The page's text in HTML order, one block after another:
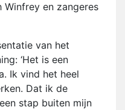
en zangeres
van het
‘Het is een
Ik vind het heel
Dat ik de
stap buiten mijn